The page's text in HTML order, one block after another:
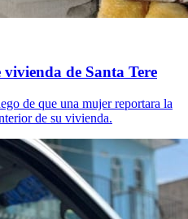
de Santa Tere
de que una mujer reportara la
de su vivienda.